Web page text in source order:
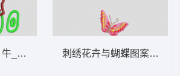
_卡通贴布 刺绣花卉与蝴蝶图案 蝴蝶_